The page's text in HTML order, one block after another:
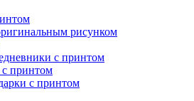
рисунком
с принтом
с принтом
с принтом